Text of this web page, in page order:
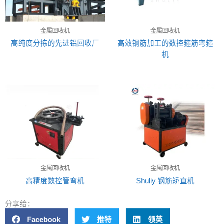
金属回收机
高纯度分拣的先进铝回收厂
金属回收机
高效钢筋加工的数控箍筋弯箍
机
金属回收机
高精度数控管弯机
金属回收机
Shuliy 钢筋矫直机
分享给：
Facebook 推特 领英